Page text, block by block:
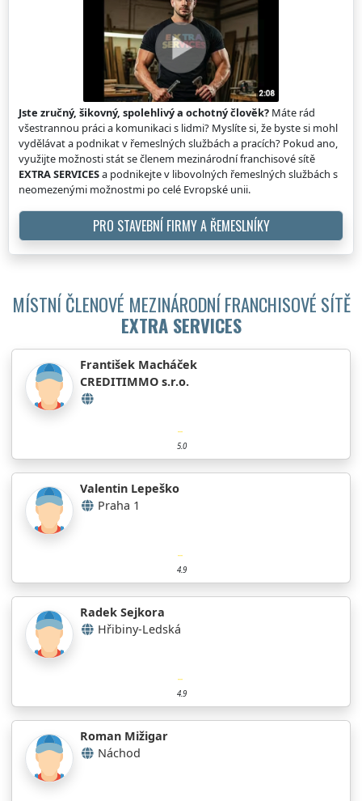
Jste zručný, šikovný, spolehlivý a ochotný člověk? Máte rád
všestrannou práci a komunikaci s lidmi? Myslíte si, že byste si mohl
vydělávat a podnikat v řemeslných službách a pracích? Pokud ano,
využijte možnosti stát se členem mezinárodní franchisové sítě
EXTRA SERVICESa podnikejte v libovolných řemeslných službách s
neomezenými možnostmi po celé Evropské unii.
PRO STAVEBNÍ FIRMY A ŘEMESLNÍKY
MÍSTNÍ ČLENOVÉ MEZINÁRODNÍ FRANCHISOVÉ SÍTĚ
EXTRA SERVICES
František Macháček
CREDITIMMO s.r.o.
5.0
Valentin Lepeško
Praha 1
4.9
Radek Sejkora
Hřibiny-Ledská
4.9
Roman Mižigar
Náchod